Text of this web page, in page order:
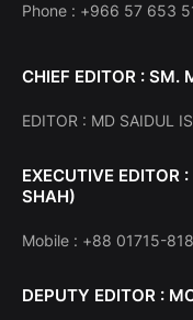
Phone : +966 57 653
CHIEF EDITOR : SM.
EDITOR : MD SAIDUL
EXECUTIVE EDITOR
SHAH)
Mobile : +88 01715-
DEPUTY EDITOR :